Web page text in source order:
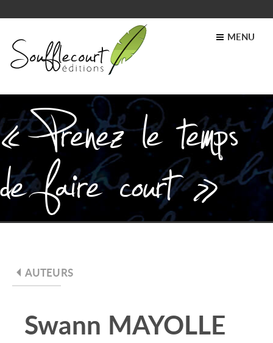
MENU
« Prenez le temps
de faire court »
AUTEURS
Swann MAYOLLE